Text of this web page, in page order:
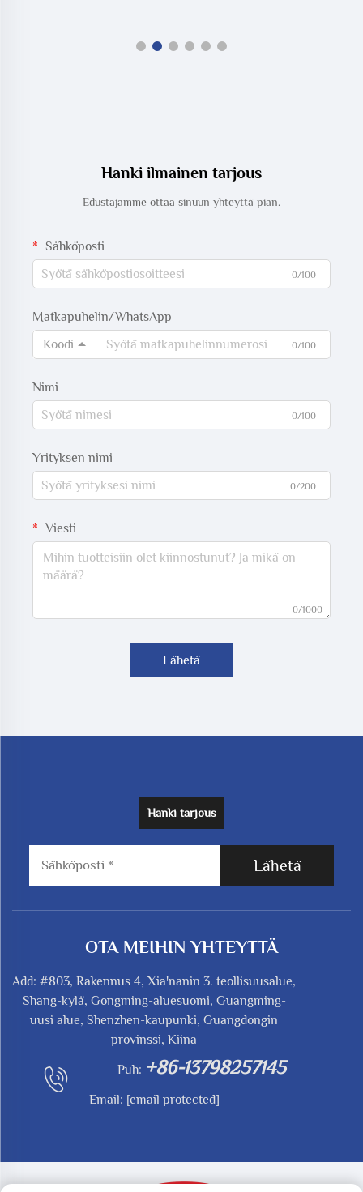
Hanki ilmainen tarjous
Edustajamme ottaa sinuun yhteyttä pian.
Sähköposti
0/100
Matkapuhelin/WhatsApp
Koodi
0/100
Nimi
0/100
Yrityksen nimi
0/200
Viesti
0/1000
Lähetä
Hanki tarjous
Lähetä
OTA MEIHIN YHTEYTTÄ
Add: #803, Rakennus 4, Xia'nanin 3. teollisuusalue,
Shang-kylä, Gongming-aluesuomi, Guangming-
uusi alue, Shenzhen-kaupunki, Guangdongin
provinssi, Kiina
Puh: +86-13798257145
Email: [email protected]